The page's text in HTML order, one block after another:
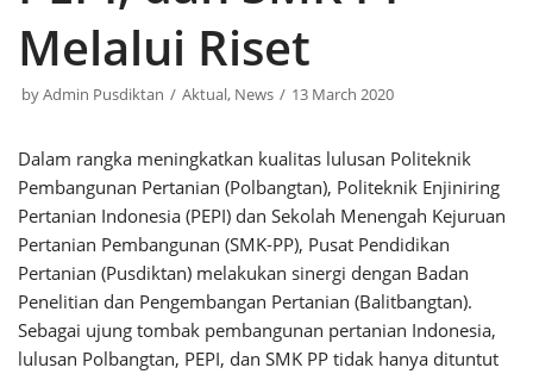
Melalui Riset
byAdmin Pusdiktan Aktual, News 13 March 2020
Dalam rangka meningkatkan kualitas lulusan Politeknik
Pembangunan Pertanian (Polbangtan), Politeknik Enjiniring
Pertanian Indonesia (PEPI) dan Sekolah Menengah Kejuruan
Pertanian Pembangunan (SMK-PP), Pusat Pendidikan
Pertanian (Pusdiktan) melakukan sinergi dengan Badan
Penelitian dan Pengembangan Pertanian (Balitbangtan).
Sebagai ujung tombak pembangunan pertanian Indonesia,
lulusan Polbangtan, PEPI, dan SMK PP tidak hanya dituntut